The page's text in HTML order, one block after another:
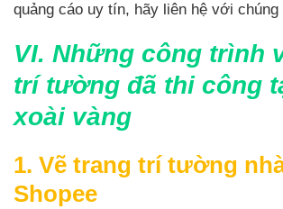
quảng cáo uy tín, hãy liên hệ với chúng
VI. Những công trình
trí tường đã thi công
xoài vàng
1. Vẽ trang trí tường
Shopee